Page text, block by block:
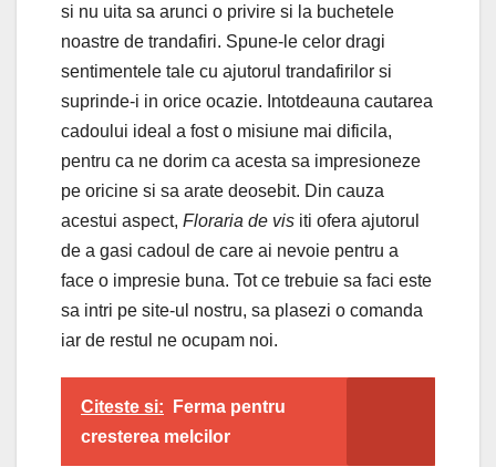
si nu uita sa arunci o privire si la buchetele
noastre de trandafiri. Spune-le celor dragi
sentimentele tale cu ajutorul trandafirilor si
suprinde-i in orice ocazie. Intotdeauna cautarea
cadoului ideal a fost o misiune mai dificila,
pentru ca ne dorim ca acesta sa impresioneze
pe oricine si sa arate deosebit. Din cauza
acestui aspect, Floraria de vis iti ofera ajutorul
de a gasi cadoul de care ai nevoie pentru a
face o impresie buna. Tot ce trebuie sa faci este
sa intri pe site-ul nostru, sa plasezi o comanda
iar de restul ne ocupam noi.
Citeste si:
Ferma pentru
cresterea melcilor